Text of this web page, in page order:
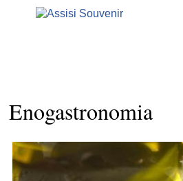
Enogastronomia